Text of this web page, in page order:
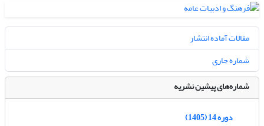
مقالات آماده انتشار
شماره جاری
شماره‌های پیشین نشریه
دوره 14 (1405)